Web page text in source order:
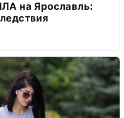
на Ярославль: